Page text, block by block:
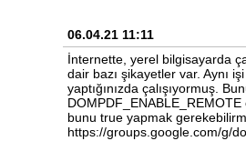
06.04.21 11:11
İnternette, yerel bilgisayarda
dair bazı şikayetler var. Aynı
yaptığınızda çalışıyormuş.
bunu true yapmak
https://groups.google.com/g/